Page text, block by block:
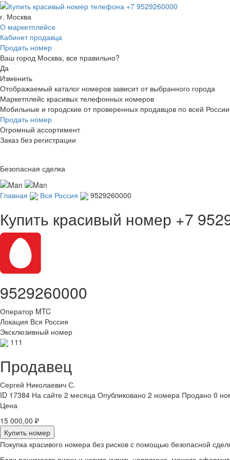
г. Москва
О маркетплейсе
Кабинет продавца
Продать номер
Ваш город Москва, все правильно?
Да
Изменить
Отображаемый каталог номеров зависит от выбранного города
Маркетплейс красивых телефонных номеров
Мобильные и городские от проверенных продавцов по всей России
Продать номер
Огромный ассортимент
Заказ без регистрации
Безопасная сделка
Главная Вся Россия 9529260000
Купить красивый номер +7
9529260000
Оператор MTC
Локация Вся Россия
Эксклюзивный номер
111
Продавец
Сергей Николаевич С.
ID 17384 На сайте 2 месяца Опубликовано 2 номера Продано 0
Цена
15 000,00 ₽
Купить номер
Покупка красивого номера без рисков с помощью безопасной